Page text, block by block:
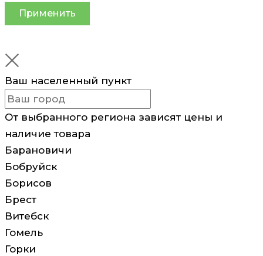
Применить
Ваш населенный пункт
От выбранного региона зависят цены и
наличие товара
Барановичи
Бобруйск
Борисов
Брест
Витебск
Гомель
Горки